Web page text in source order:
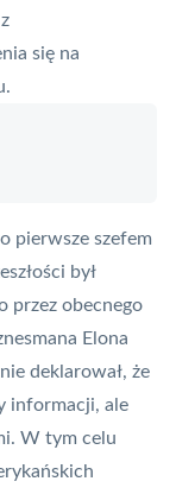
się na
pierwsze szefem
był
przez obecnego
Elona
deklarował, że
informacji, ale
W tym celu